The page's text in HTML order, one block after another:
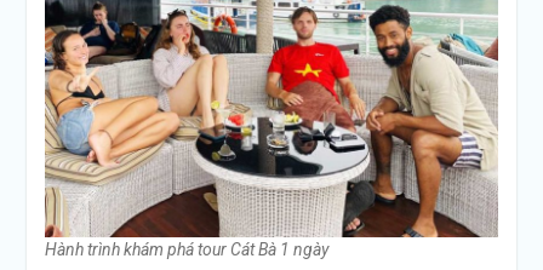
Hành trình khám phá tour Cát Bà 1 ngày